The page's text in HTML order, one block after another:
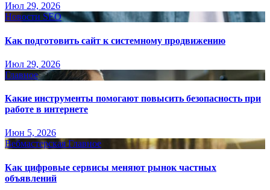
Июл 29, 2026
Новости SEO
Как подготовить сайт к системному продвижению
Июл 29, 2026
Главное
Какие инструменты помогают повысить безопасность при
работе в интернете
Июн 5, 2026
Вебмастерская Главное
Как цифровые сервисы меняют рынок частных
объявлений